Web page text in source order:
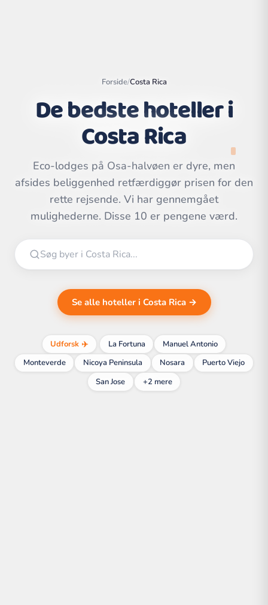
OpenStreetMap
contributors | ©
CARTO
Forside/Costa Rica
De bedste hoteller i
Costa Rica
Eco-lodges på Osa-halvøen er dyre, men
afsides beliggenhed retfærdiggør prisen for den
rette rejsende. Vi har gennemgået
mulighederne. Disse 10 er pengene værd.
Se alle hoteller i Costa Rica →
Udforsk ✈️ La Fortuna
Manuel Antonio
Monteverde
Nicoya Peninsula Nosara
Puerto Viejo
San Jose
+2 mere